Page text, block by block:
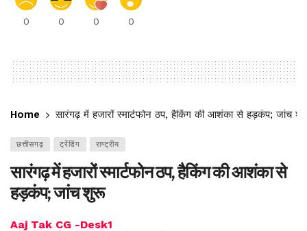
0 0 0 0
Home सारंगढ़ में हजारों स्मार्टफोन ठप, हैकिंग की आशंका से हड़कंप; जांच
छत्तीसगढ़ ट्रेंडिंग राष्ट्रीय
सारंगढ़ में हजारों स्मार्टफोन ठप, हैकिंग की आशंका से
हड़कंप; जांच शुरू
Aaj Tak CG -Desk1